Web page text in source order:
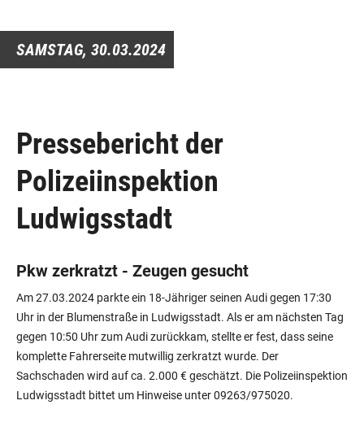
SAMSTAG, 30.03.2024
Pressebericht der
Polizeiinspektion
Ludwigsstadt
Pkw zerkratzt - Zeugen gesucht
Am 27.03.2024 parkte ein 18-Jähriger seinen Audi gegen 17:30
Uhr in der Blumenstraße in Ludwigsstadt. Als er am nächsten Tag
gegen 10:50 Uhr zum Audi zurückkam, stellte er fest, dass seine
komplette Fahrerseite mutwillig zerkratzt wurde. Der
Sachschaden wird auf ca. 2.000 € geschätzt. Die Polizeiinspektion
Ludwigsstadt bittet um Hinweise unter 09263/975020.